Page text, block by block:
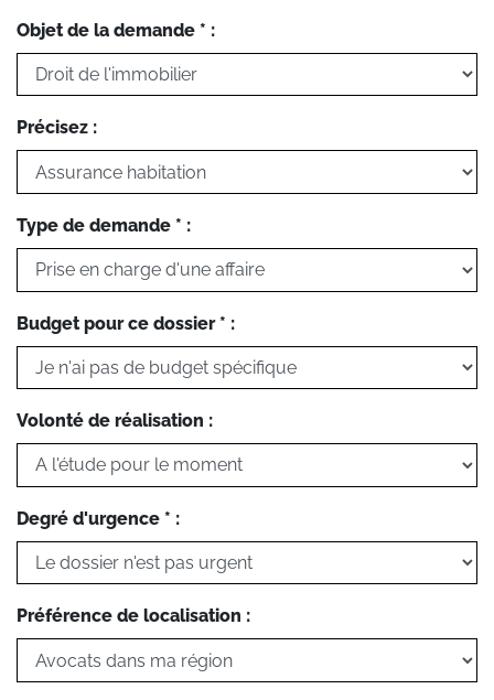
Objet de la demande * :
Précisez :
Type de demande * :
Budget pour ce dossier * :
Volonté de réalisation :
Degré d'urgence * :
Préférence de localisation :